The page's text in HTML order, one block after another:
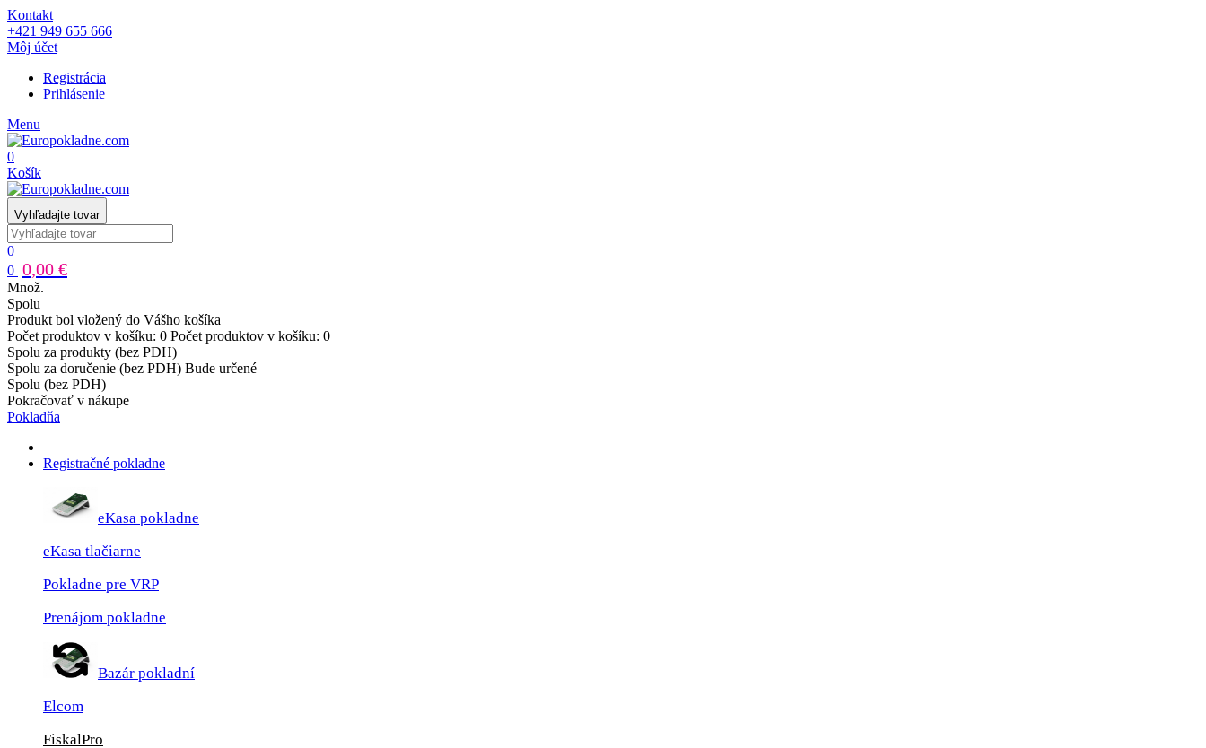
Kontakt
+421 949 655 666
Môj účet
Registrácia
Prihlásenie
Menu
0
Košík
Vyhľadajte tovar
0
0 0,00 €
Množ.
Spolu
Produkt bol vložený do Vášho košíka
Počet produktov v košíku: 0 Počet produktov v košíku: 0
Spolu za produkty (bez PDH)
Spolu za doručenie (bez PDH) Bude určené
Spolu (bez PDH)
Pokračovať v nákupe
Pokladňa
Registračné pokladne
eKasa pokladne
eKasa tlačiarne
Pokladne pre VRP
Prenájom pokladne
Bazár pokladní
Elcom
FiskalPro